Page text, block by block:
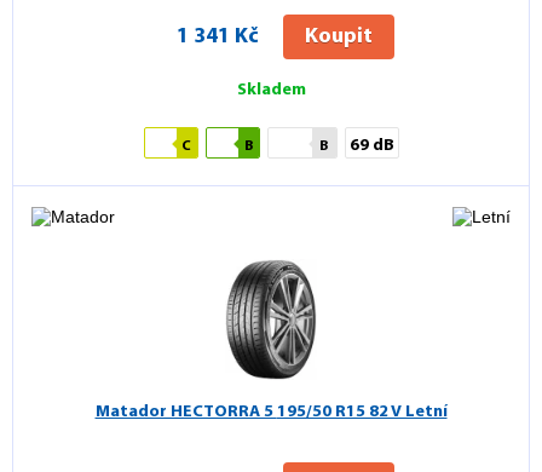
1 341 Kč Koupit
Skladem
C B B 69 dB
Matador HECTORRA 5 195/50 R15 82 V Letní